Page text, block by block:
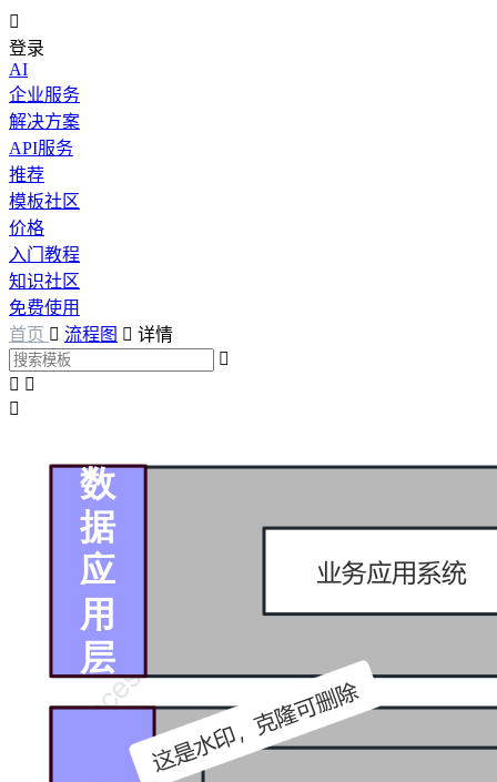

登录
AI
企业服务
解决方案
API服务
推荐
模板社区
价格
入门教程
知识社区
免费使用
首页  流程图  详情

 
